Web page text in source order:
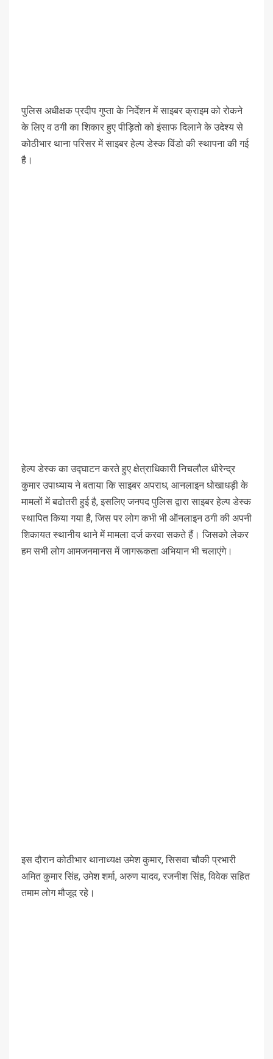
पुलिस अधीक्षक प्रदीप गुप्ता के निर्देशन में साइबर क्राइम को रोकने
के लिए व ठगी का शिकार हुए पीड़ितो को इंसाफ दिलाने के उदेश्य से
कोठीभार थाना परिसर में साइबर हेल्प डेस्क विंडो की स्थापना की गई
है।
हेल्प डेस्क का उद्घाटन करते हुए क्षेत्राधिकारी निचलौल धीरेन्द्र
कुमार उपाध्याय ने बताया कि साइबर अपराध, आनलाइन धोखाधड़ी के
मामलों में बढोतरी हुई है, इसलिए जनपद पुलिस द्वारा साइबर हेल्प डेस्क
स्थापित किया गया है, जिस पर लोग कभी भी ऑनलाइन ठगी की अपनी
शिकायत स्थानीय थाने में मामला दर्ज करवा सकते हैं। जिसको लेकर
हम सभी लोग आमजनमानस में जागरूकता अभियान भी चलाएंगे।
इस दौरान कोठीभार थानाध्यक्ष उमेश कुमार, सिसवा चौकी प्रभारी
अमित कुमार सिंह, उमेश शर्मा, अरुण यादव, रजनीश सिंह, विवेक सहित
तमाम लोग मौजूद रहे।